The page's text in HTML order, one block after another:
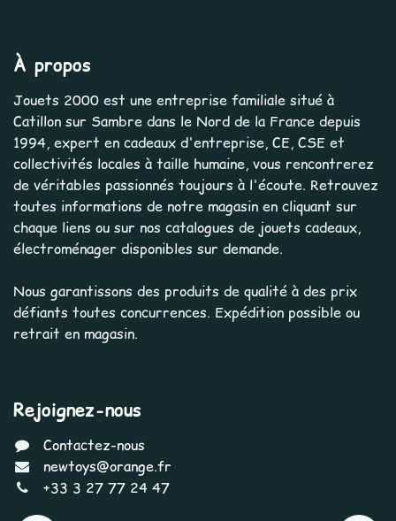
À propos
Jouets 2000 est une entreprise familiale situé à
Catillon sur Sambre dans le Nord de la France depuis
1994, expert en cadeaux d'entreprise, CE, CSE et
collectivités locales à taille humaine, vous rencontrerez
de véritables passionnés toujours à l'écoute. Retrouvez
toutes informations de notre magasin en cliquant sur
chaque liens ou sur nos catalogues de jouets cadeaux,
électroménager disponibles sur demande.
Nous garantissons des produits de qualité à des prix
défiants toutes concurrences. Expédition possible ou
retrait en magasin.
Rejoignez-nous
Contactez-nous
newtoys@orange.fr
+33 3 27 77 24 47